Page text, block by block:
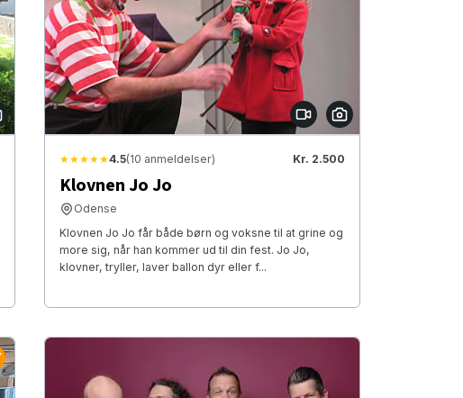
★★★★★4.5(10 anmeldelser) Kr. 2.500
Klovnen Jo Jo
Odense
Klovnen Jo Jo får både børn og voksne til at grine og
more sig, når han kommer ud til din fest. Jo Jo,
klovner, tryller, laver ballon dyr eller f...